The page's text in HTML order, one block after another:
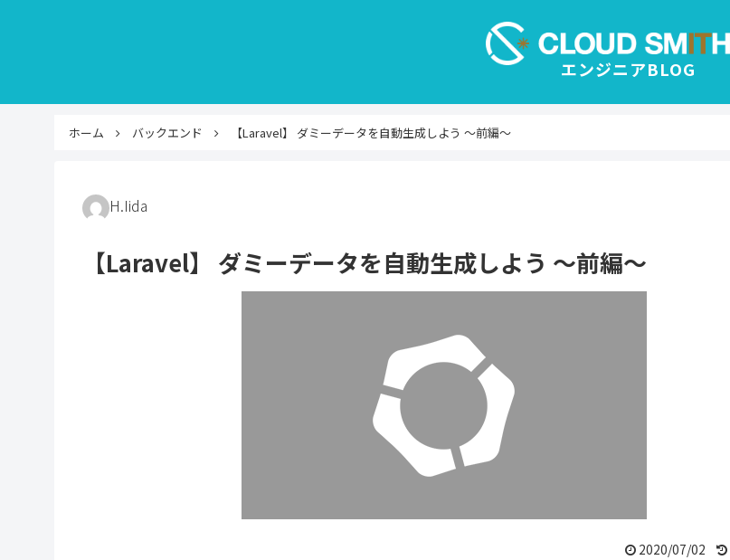
ホーム バックエンド 【Laravel】 ダミーデータを自動生成しよう ～前編～
H.Iida
【Laravel】 ダミーデータを自動生成しよう ～前編～
2020/07/02